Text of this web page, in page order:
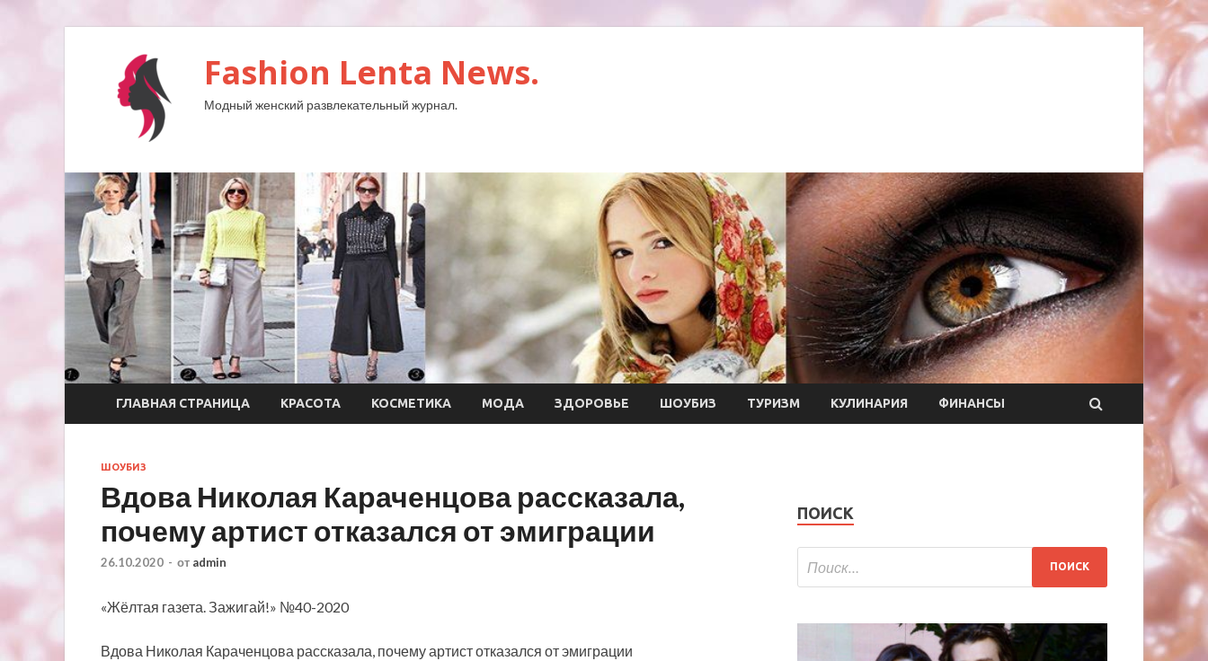
Fashion Lenta News.
Модный женский развлекательный журнал.
ГЛАВНАЯ СТРАНИЦА КРАСОТА КОСМЕТИКА МОДА ЗДОРОВЬЕ ШОУБИЗ ТУРИЗМ КУЛИНАРИЯ ФИНАНСЫ
ШОУБИЗ
Вдова Николая Караченцова рассказала,
почему артист отказался от эмиграции
26.10.2020 - от admin
«Жёлтая газета. Зажигай!» №40-2020
Вдова Николая Караченцова рассказала, почему артист отказался от эмиграции
ПОИСК